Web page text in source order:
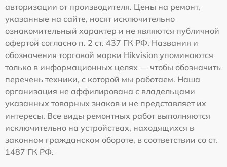
авторизации от производителя. Цены на ремонт,
указанные на сайте, носят исключительно
ознакомительный характер и не являются публичной
офертой согласно п. 2 ст. 437 ГК РФ. Названия и
обозначения торговой марки Hikvision упоминаются
только в информационных целях — чтобы обозначить
перечень техники, с которой мы работаем. Наша
организация не аффилирована с владельцами
указанных товарных знаков и не представляет их
интересы. Все виды ремонтных работ выполняются
исключительно на устройствах, находящихся в
законном гражданском обороте, в соответствии со ст.
1487 ГК РФ.